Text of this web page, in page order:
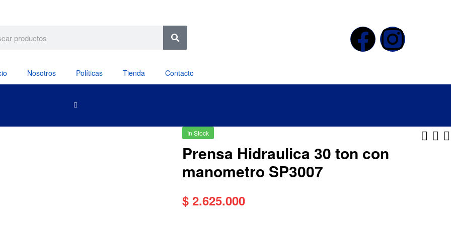
Nosotros Políticas Tienda Contacto
In Stock
Prensa Hidraulica 30 ton con
manometro SP3007
$2.625.000